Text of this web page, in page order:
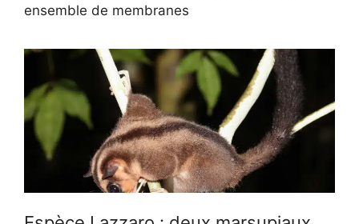
ensemble de membranes